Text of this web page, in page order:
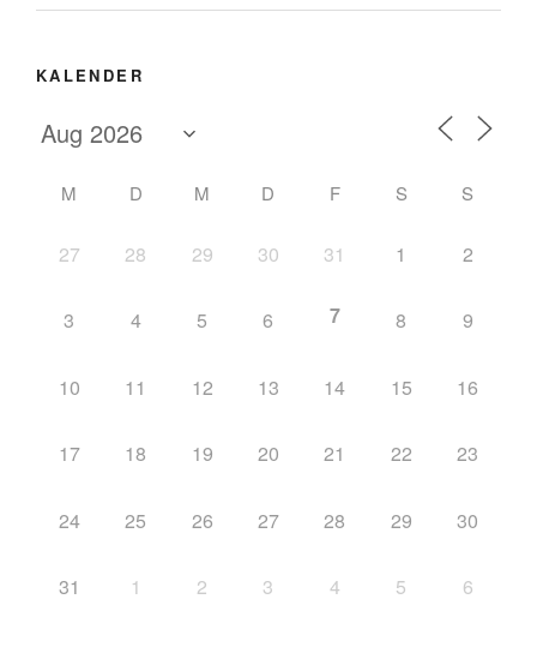
KALENDER
M D M D F S S
27 28 29 30 31 1 2
3 4 5 6 7 8 9
10 11 12 13 14 15 16
17 18 19 20 21 22 23
24 25 26 27 28 29 30
31 1 2 3 4 5 6